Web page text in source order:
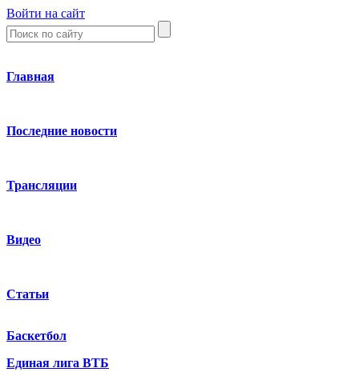
Войти на сайт
Главная
Последние новости
Трансляции
Видео
Статьи
Баскетбол
Единая лига ВТБ